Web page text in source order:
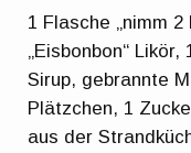
1 Flasche „nimm 2
„Eisbonbon“
Sirup, gebrannte
Plätzchen, 1
aus der